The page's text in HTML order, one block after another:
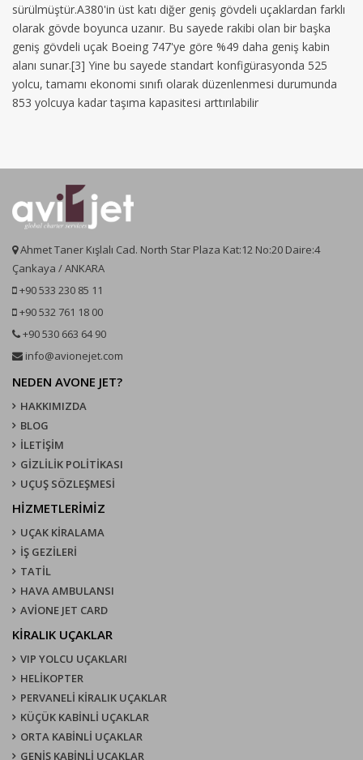
sürülmüştür.A380'in üst katı diğer geniş gövdeli uçaklardan farklı
olarak gövde boyunca uzanır. Bu sayede rakibi olan bir başka
geniş gövdeli uçak Boeing 747'ye göre %49 daha geniş kabin
alanı sunar.[3] Yine bu sayede standart konfigürasyonda 525
yolcu, tamamı ekonomi sınıfı olarak düzenlenmesi durumunda
853 yolcuya kadar taşıma kapasitesi arttırılabilir
Ahmet Taner Kışlalı Cad. North Star Plaza Kat:12 No:20 Daire:4
Çankaya / ANKARA
+90 533 230 85 11
+90 532 761 18 00
+90 530 663 64 90
info@avionejet.com
NEDEN AVONE JET?
HAKKIMIZDA
BLOG
İLETİŞİM
GİZLİLİK POLİTİKASI
UÇUŞ SÖZLEŞMESI
HİZMETLERİMİZ
UÇAK KIRALAMA
İŞ GEZİLERİ
TATİL
HAVA AMBULANSI
AVİONE JET CARD
KIRALIK UÇAKLAR
VIP YOLCU UÇAKLARI
HELİKOPTER
PERVANELİ KİRALIK UÇAKLAR
KÜÇÜK KABİNLİ UÇAKLAR
ORTA KABİNLİ UÇAKLAR
GENİŞ KABİNLİ UÇAKLAR